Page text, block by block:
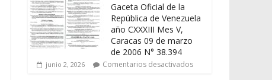
Gaceta Oficial de la
República de Venezuela
año CXXXIII Mes V,
Caracas 09 de marzo
de 2006 N° 38.394
junio 2, 2026 Comentarios desactivados